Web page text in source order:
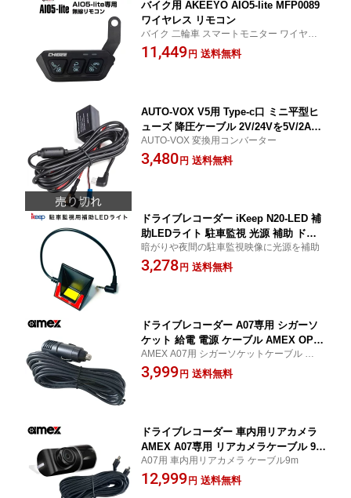
バイク用 AKEEYO AIO5-lite MFP0089
ワイヤレス リモコン
バイク 二輪車 スマートモニター ワイヤレ
ス リモコン
11,449 円 送料無料
AUTO-VOX V5用 Type-c口 ミニ平型ヒ
ューズ 降圧ケーブル 2V/24Vを5V/2Aに
変換用コンバーター 電圧保護 過電流保
護
AUTO-VOX 変換用コンバーター
3,480 円 送料無料
ドライブレコーダー iKeep N20-LED 補
助LEDライト 駐車監視 光源 補助 ドラ
レコ 夜間 駐車場
暗がりや夜間の駐車監視映像に光源を補助
3,278 円 送料無料
ドライブレコーダー A07専用 シガーソ
ケット 給電 電源 ケーブル AMEX OP-A
07CJ
AMEX A07用 シガーソケットケーブル ドラ
イブレコーダー ドラレコ 電源
3,999 円 送料無料
ドライブレコーダー 車内用リアカメラ
AMEX A07専用 リアカメラケーブル 9m
AMEX OP-A07RC ワゴン車 トラック
A07用 車内用リアカメラ ケーブル9m
12,999 円 送料無料